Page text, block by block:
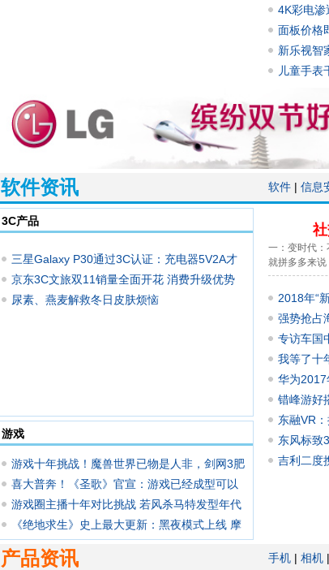
4K彩电渗
面板价格
新乐视智
儿童手表
软件资讯 软件 | 信息
3C产品
三星Galaxy P30通过3C认证：充电器5V2A才
10W！
京东3C文旅双11销量全面开花 消费升级优势
凸显尿素、燕麦解救冬日皮肤烦恼
游戏
游戏十年挑战！魔兽世界已物是人非，剑网3肥
宅喜大普奔！《圣歌》官宣：游戏已经成型可以
发售游戏圈主播十年对比挑战 若风杀马特发型年代
感
《绝地求生》史上最大更新：黑夜模式上线 摩
托
一：变时代
就拼多多来
2018年“
强势抢占
专访车国
我等了十
华为
错峰游好
东融VR
东风标致
吉利二度
产品资讯 手机 | 相机 |